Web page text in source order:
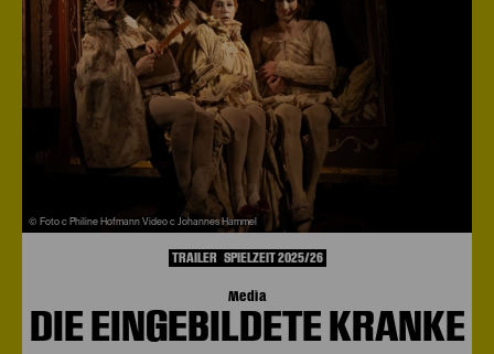
© Foto c Philine Hofmann Video c Johannes Hammel
Media
DIE EINGEBILDETE KRANKE
TRAILER SPIELZEIT 2025/26